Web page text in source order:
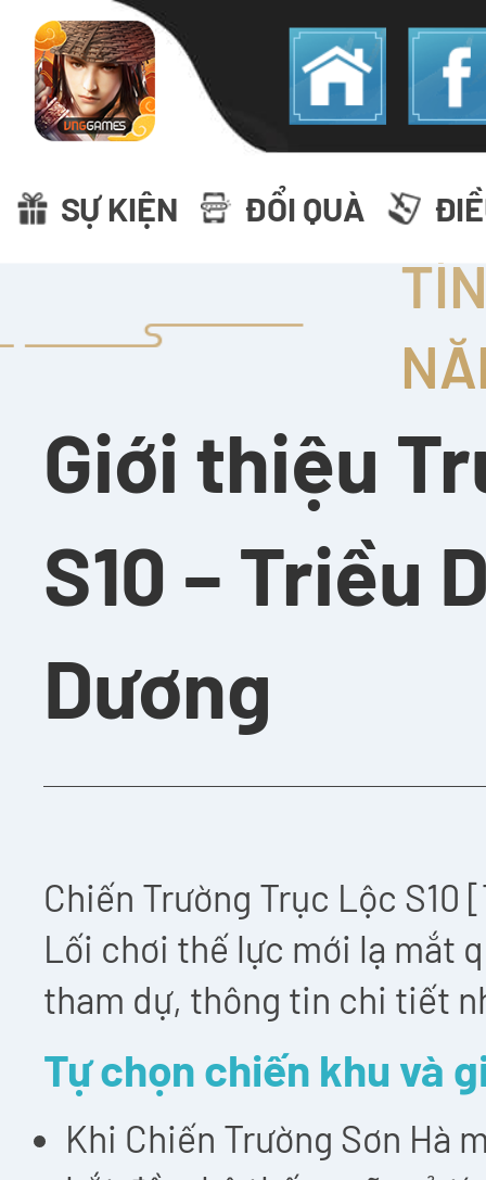
Giới thiệu
S10 – Triều
Dương
Chiến Trường Trục Lộc S10
Lối chơi thế lực mới lạ mắt
tham dự, thông tin chi tiết
Tự chọn chiến khu và
Khi Chiến Trường Sơn Hà
SỰ KIỆN ĐỔI QUÀ